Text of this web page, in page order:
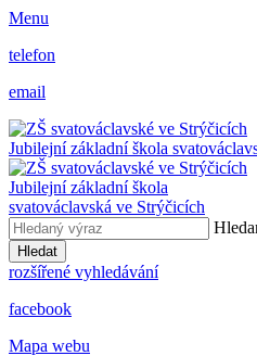
Menu
telefon
email
Jubilejní základní škola
Jubilejní základní škola
svatováclavská ve Strýčicích
Hledat
rozšířené vyhledávání
facebook
Mapa webu